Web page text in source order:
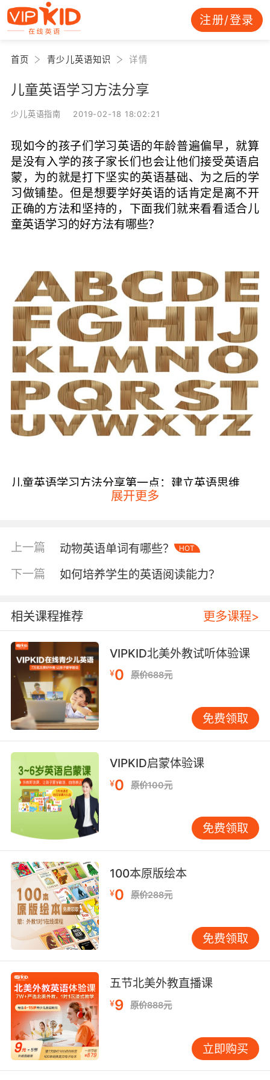
注册/登录
首页 青少儿英语知识 详情
儿童英语学习方法分享
少儿英语指南 2019-02-18 18:02:21
现如今的孩子们学习英语的年龄普遍偏早，就算
是没有入学的孩子家长们也会让他们接受英语启
蒙，为的就是打下坚实的英语基础、为之后的学
习做铺垫。但是想要学好英语的话肯定是离不开
正确的方法和坚持的，下面我们就来看看适合儿
童英语学习的好方法有哪些？
儿童英语学习方法分享第一点：建立英语思维
余。那么就有家长会问了英语思维该怎么建立
呢？其实让孩子多听英语就可以了，并且最好是
在孩子适合学习英语的黄金年龄来进行英语启
接受英语这门语言，更有助于他们英语思维的建
立，这对他们之后的英语学习是非常有帮助的。
儿童英语学习方法分享第二点：多听多说
英语既然是一门实用的语言，那么肯定不仅是学
习知识那样简单，学习之后更多的是使用这门语
的，听英语可以磨练自己的耳朵，同时也能掌握
正确的发音和语调。然后就是跟读来锻炼自己的
口语了，可以一边听一边读模仿其发音的语气，
这样对于养成正确的发音是很有帮助的。
儿童英语学习方法分享第三点：大量的阅读
无论是学校的英语课本还是绘本，又或者是一些
经典英文名著等等，都是我们进行阅读的好材
料。大量的阅读可以扩展孩子们的英语词汇量，
也可以学习到更多的词组、句型以及语法知识
习的帮助是很大的。
儿童英语学习方法分享最后一点就是坚持每天学
习英语，要将英语当成母语一样学习和使用，这
样才能在不断的练习中掌握的更加熟练。并且养
成良好的学习英语的习惯，对英语水平提升的帮
展开更多
上一篇 动物英语单词有哪些？ HOT
下一篇 如何培养学生的英语阅读能力？
相关课程推荐 更多课程>
VIPKID北美外教试听体验课
¥0 原价688元
免费领取
VIPKID启蒙体验课
¥0 原价100元
免费领取
100本原版绘本
¥0 原价288元
免费领取
五节北美外教直播课
¥9 原价888元
立即购买